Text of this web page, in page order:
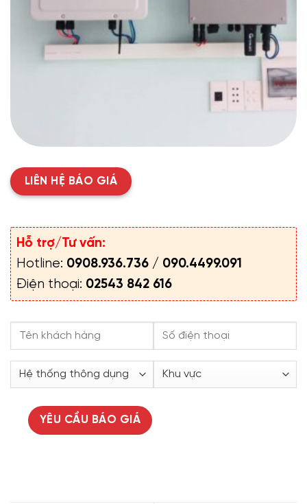
LIÊN HỆ BÁO GIÁ
Hỗ trợ/Tư vấn:
Hotline: 0908.936.736 / 090.4499.091
Điện thoại: 02543 842 616